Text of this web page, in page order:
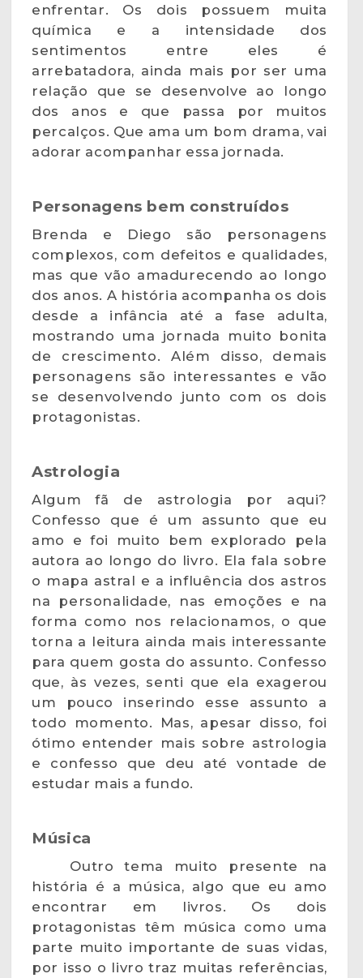
enfrentar. Os dois possuem muita
química e a intensidade dos
sentimentos entre eles é
arrebatadora, ainda mais por ser uma
relação que se desenvolve ao longo
dos anos e que passa por muitos
percalços. Que ama um bom drama, vai
adorar acompanhar essa jornada.
Personagens bem construídos
Brenda e Diego são personagens
complexos, com defeitos e qualidades,
mas que vão amadurecendo ao longo
dos anos. A história acompanha os dois
desde a infância até a fase adulta,
mostrando uma jornada muito bonita
de crescimento. Além disso, demais
personagens são interessantes e vão
se desenvolvendo junto com os dois
protagonistas.
Astrologia
Algum fã de astrologia por aqui?
Confesso que é um assunto que eu
amo e foi muito bem explorado pela
autora ao longo do livro. Ela fala sobre
o mapa astral e a influência dos astros
na personalidade, nas emoções e na
forma como nos relacionamos, o que
torna a leitura ainda mais interessante
para quem gosta do assunto. Confesso
que, às vezes, senti que ela exagerou
um pouco inserindo esse assunto a
todo momento. Mas, apesar disso, foi
ótimo entender mais sobre astrologia
e confesso que deu até vontade de
estudar mais a fundo.
Música
Outro tema muito presente na
história é a música, algo que eu amo
encontrar em livros. Os dois
protagonistas têm música como uma
parte muito importante de suas vidas,
por isso o livro traz muitas referências,